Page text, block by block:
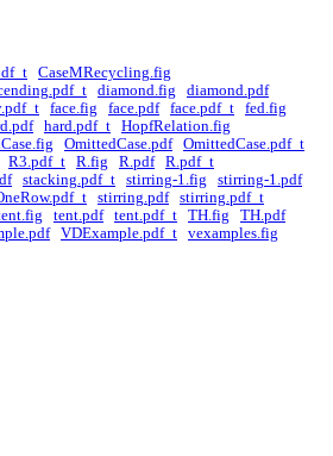
CaseMRecycling.fig
diamond.fig
diamond.pdf
face.fig face.pdf face.pdf_t
fed.fig
hard.pdf_t
HopfRelation.fig
OmittedCase.pdf
OmittedCase.pdf_t
R3.pdf_t R.fig R.pdf
R.pdf_t
stacking.pdf_t stirring-1.fig
stirring-1.pdf
stirring.pdf
stirring.pdf_t
tent.pdf tent.pdf_t TH.fig
TH.pdf
VDExample.pdf_t
vexamples.fig